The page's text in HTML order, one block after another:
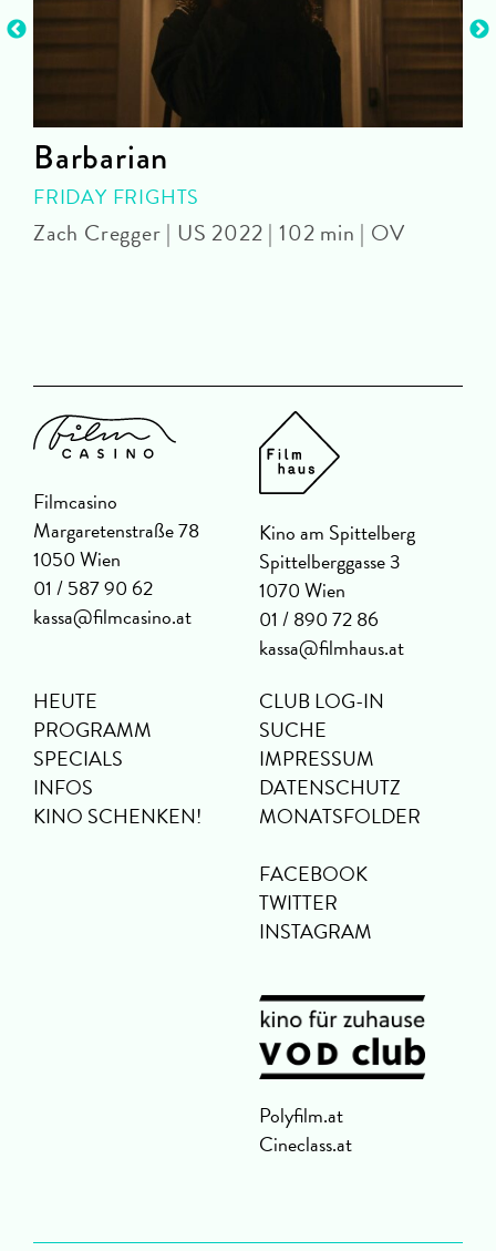
Barbarian
FRIDAY FRIGHTS
Zach Cregger | US 2022 | 102 min | OV
Filmcasino
Margaretenstraße 78
1050 Wien
01 / 587 90 62
kassa@filmcasino.at
Kino am Spittelberg
Spittelberggasse 3
1070 Wien
01 / 890 72 86
kassa@filmhaus.at
HEUTE
PROGRAMM
SPECIALS
INFOS
KINO SCHENKEN!
CLUB LOG-IN
SUCHE
IMPRESSUM
DATENSCHUTZ
MONATSFOLDER
FACEBOOK
TWITTER
INSTAGRAM
Polyfilm.at
Cineclass.at